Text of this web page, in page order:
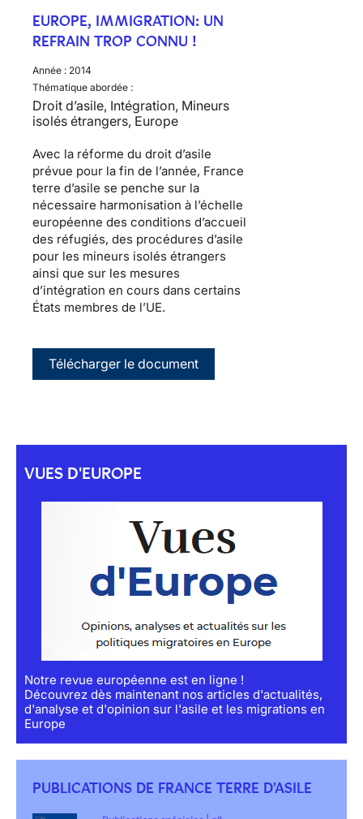
EUROPE, IMMIGRATION: UN
REFRAIN TROP CONNU !
Année : 2014
Thématique abordée :
Droit d’asile, Intégration, Mineurs
isolés étrangers, Europe
Avec la réforme du droit d’asile
prévue pour la fin de l’année, France
terre d’asile se penche sur la
nécessaire harmonisation à l’échelle
européenne des conditions d’accueil
des réfugiés, des procédures d’asile
pour les mineurs isolés étrangers
ainsi que sur les mesures
d’intégration en cours dans certains
États membres de l’UE.
Télécharger le document
VUES D'EUROPE
Notre revue européenne est en ligne !
Découvrez dès maintenant nos articles d'actualités,
d'analyse et d'opinion sur l'asile et les migrations en
Europe
PUBLICATIONS DE FRANCE TERRE D'ASILE